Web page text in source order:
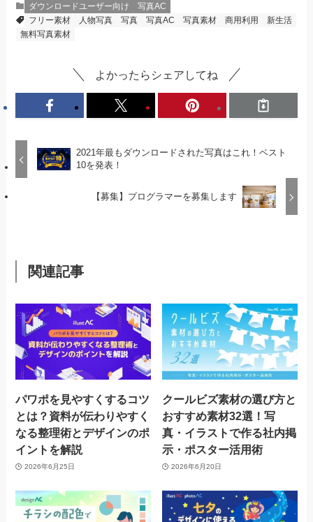
ダウンロードユーザー向け
写真AC
フリー素材
人物写真 写真 写真AC 写真素材 商用利用
新生活
無料写真素材
よかったらシェアしてね
2021年最もダウンロードされた写真はこれ！ベスト
10を発表！
【募集】プログラマーを募集します
関連記事
パワポを見やすくするコツ
とは？資料が伝わりやすく
なる整理術とデザインのポ
イントを解説
2026年6月25日
クールビズ素材の選び方と
おすすめ素材32選！写
真・イラストで作る社内掲
示・ポスター活用術
2026年6月20日